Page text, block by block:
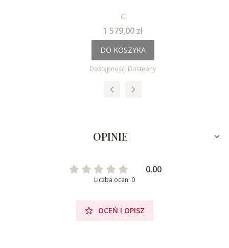
PRODUCENT
C
Cena
1 579,00 zł
DO KOSZYKA
Dostępność: Dostępny
OPINIE
0.00
Liczba ocen: 0
OCEŃ I OPISZ